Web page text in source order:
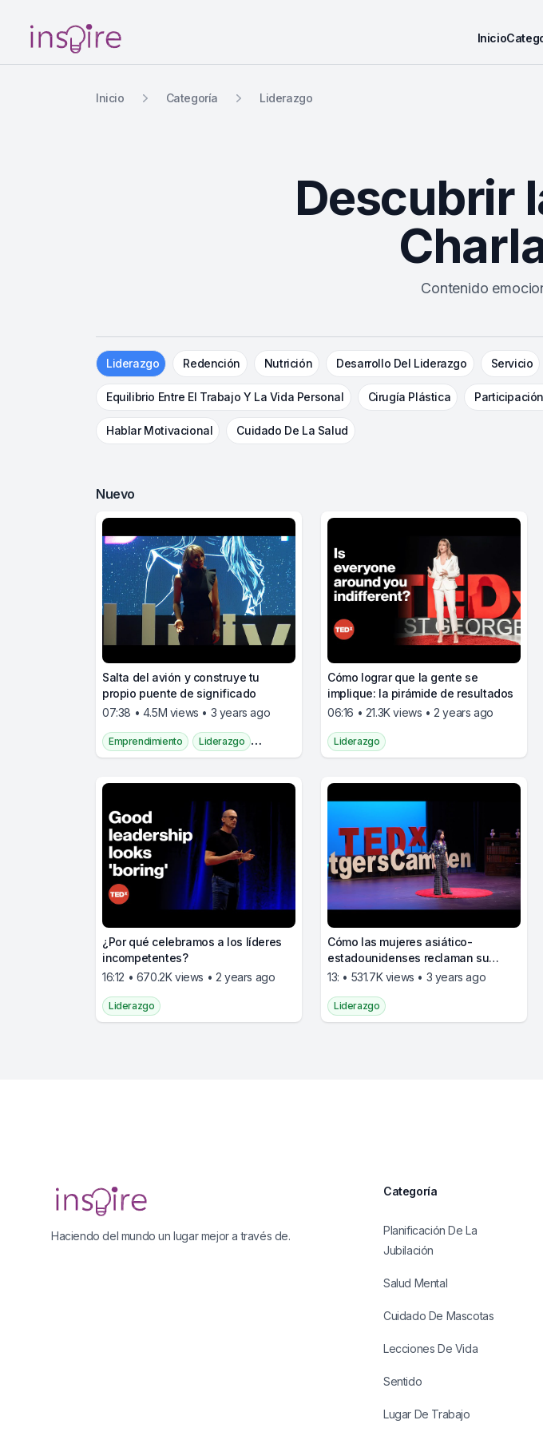
Your Company
Inicio
Inicio Categoría Liderazgo
Descubrir
Contenido
Liderazgo Redención Nutrición Desarrollo Del Liderazgo Servicio
Equilibrio Entre El Trabajo Y La Vida Personal Cirugía Plástica
Hablar Motivacional Cuidado De La Salud
Nuevo
Salta del avión y construye tu
propio puente de significado
07:38 • 4.5M views • 3 years ago
Emprendimiento
Liderazgo
Desarrollo Personal
Empoderamiento De Las Mujeres
Tecnología
Cómo lograr que la gente se
implique: la pirámide de resultados
06:16 • 21.3K views • 2 years ago
Liderazgo
¿Por qué celebramos a los líderes
incompetentes?
16:12 • 670.2K views • 2 years ago
Liderazgo
Cómo las mujeres asiático-
estadounidenses reclaman su
liderazgo
13: • 531.7K views • 3 years ago
Liderazgo
Haciendo del mundo un lugar mejor a través de.
Categoría
Planificación De La
Jubilación
Salud Mental
Cuidado De Mascotas
Lecciones De Vida
Sentido
Lugar De Trabajo